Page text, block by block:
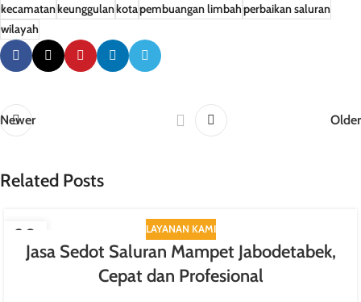
kecamatankeunggulankotapembuangan limbahperbaikan saluran
wilayah
Newer Older
Related Posts
20
JUL
LAYANAN KAMI
Jasa Sedot Saluran Mampet Jabodetabek,
Cepat dan Profesional